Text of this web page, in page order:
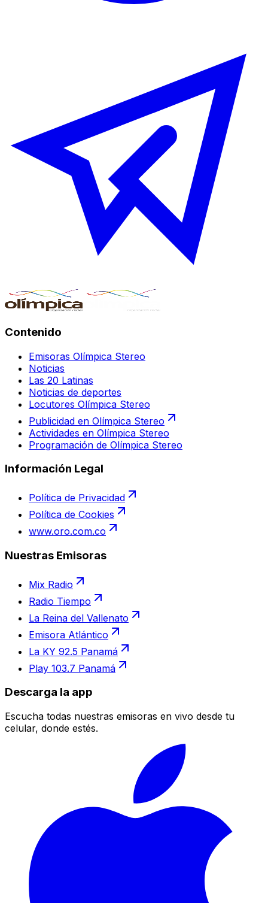
Contenido
Emisoras Olímpica Stereo
Noticias
Las 20 Latinas
Noticias de deportes
Locutores Olímpica Stereo
Publicidad en Olímpica Stereo
Actividades en Olímpica Stereo
Programación de Olímpica Stereo
Información Legal
Política de Privacidad
Política de Cookies
www.oro.com.co
Nuestras Emisoras
Mix Radio
Radio Tiempo
La Reina del Vallenato
Emisora Atlántico
La KY 92.5 Panamá
Play 103.7 Panamá
Descarga la app
Escucha todas nuestras emisoras en vivo desde tu
celular, donde estés.